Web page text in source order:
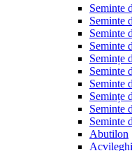
Seminte
Seminte
Seminte
Seminte
Semințe
Seminte
Seminte
Semințe
Seminte
Seminte
Abutilon